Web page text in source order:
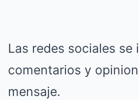
Las redes sociales se
comentarios y
mensaje.